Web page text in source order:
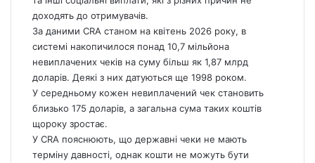
доходять до отримувачів.
За даними CRA станом на квітень 2026 року, в
системі накопичилося понад 10,7 мільйона
невиплачених чеків на суму більш як 1,87 млрд
доларів. Деякі з них датуються ще 1998 роком.
У середньому кожен невиплачений чек становить
близько 175 доларів, а загальна сума таких коштів
щороку зростає.
У CRA пояснюють, що державні чеки не мають
терміну давності, однак кошти не можуть бути